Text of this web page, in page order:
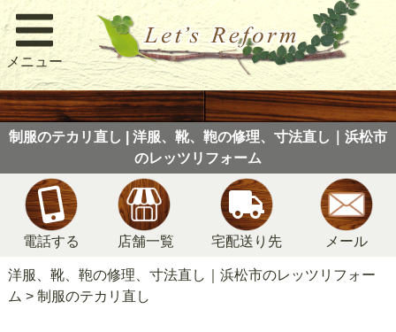
メニュー
制服のテカリ直し | 洋服、靴、鞄の修理、寸法直し｜浜松市
のレッツリフォーム
電話する 店舗一覧 宅配送り先 メール
洋服、靴、鞄の修理、寸法直し｜浜松市のレッツリフォー
ム > 制服のテカリ直し